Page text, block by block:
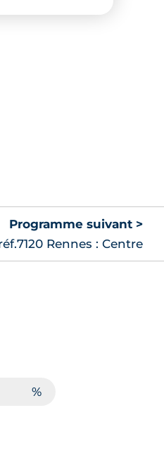
Programme suivant >
Rennes : Centre